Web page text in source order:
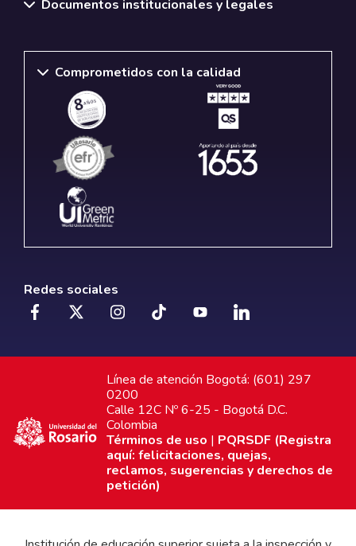
Documentos institucionales y legales
Comprometidos con la calidad
Redes sociales
Línea de atención Bogotá: (601) 297
0200
Calle 12C Nº 6-25 - Bogotá D.C.
Colombia
Términos de uso | PQRSDF (Registra
aquí: felicitaciones, quejas,
reclamos, sugerencias y derechos de
petición)